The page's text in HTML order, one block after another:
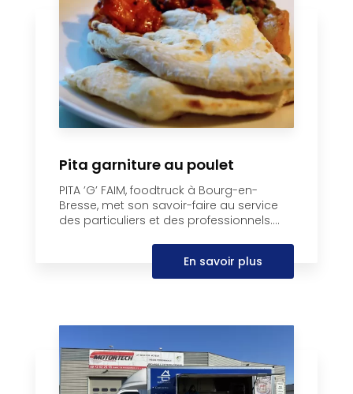
Pita garniture au poulet
PITA ’G’ FAIM, foodtruck à Bourg-en-
Bresse, met son savoir-faire au service
des particuliers et des professionnels....
En savoir plus